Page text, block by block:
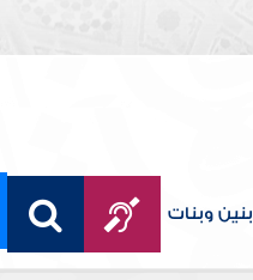
بنين وبنات